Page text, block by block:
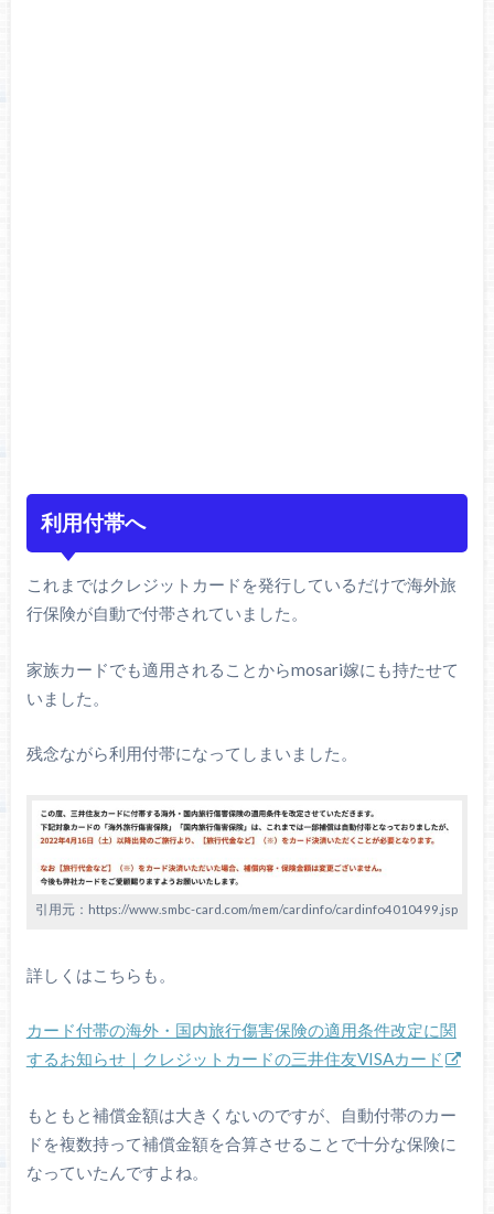
利用付帯へ
これまではクレジットカードを発行しているだけで海外旅
行保険が自動で付帯されていました。
家族カードでも適用されることからmosari嫁にも持たせて
いました。
残念ながら利用付帯になってしまいました。
引用元：https://www.smbc-card.com/mem/cardinfo/cardinfo4010499.jsp
詳しくはこちらも。
カード付帯の海外・国内旅行傷害保険の適用条件改定に関
するお知らせ｜クレジットカードの三井住友VISAカード
もともと補償金額は大きくないのですが、自動付帯のカー
ドを複数持って補償金額を合算させることで十分な保険に
なっていたんですよね。